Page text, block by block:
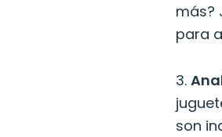
más?
para
3.
son